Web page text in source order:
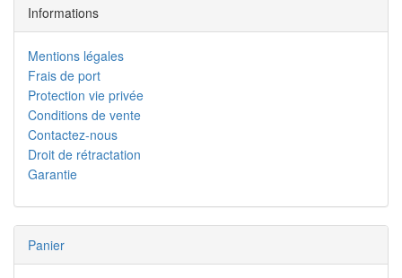
Informations
Mentions légales
Frais de port
Protection vie privée
Conditions de vente
Contactez-nous
Droit de rétractation
Garantie
Panier